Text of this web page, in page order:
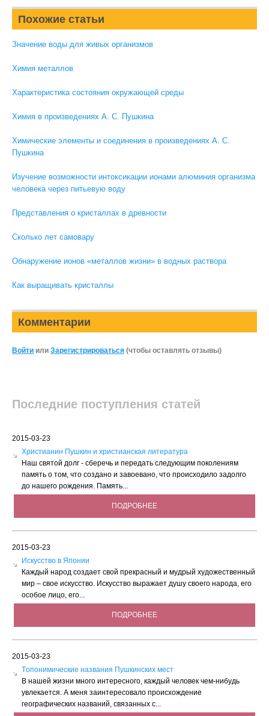
Похожие статьи
Значение воды для живых организмов
Химия металлов
Характеристика состояния окружающей среды
Химия в произведениях А. С. Пушкина
Химические элементы и соединения в произведениях А. С.
Пушкина
Изучение возможности интоксикации ионами алюминия организма
человека через питьевую воду
Представления о кристаллах в древности
Сколько лет самовару
Обнаружение ионов «металлов жизни» в водных раствора
Как выращивать кристаллы
Комментарии
Войти или Зарегистрироваться (чтобы оставлять отзывы)
Последние поступления статей
2015-03-23
Христианин Пушкин и христианская литература
Наш святой долг - сберечь и передать следующим поколениям
память о том, что создано и завоевано, что происходило задолго
до нашего рождения. Память...
ПОДРОБНЕЕ
2015-03-23
Искусство в Японии
Каждый народ создает свой прекрасный и мудрый художественный
мир – свое искусство. Искусство выражает душу своего народа, его
особое лицо, его...
ПОДРОБНЕЕ
2015-03-23
Tопонимические названия Пушкинских мест
В нашей жизни много интересного, каждый человек чем-нибудь
увлекается. А меня заинтересовало происхождение
географических названий, связанных с...